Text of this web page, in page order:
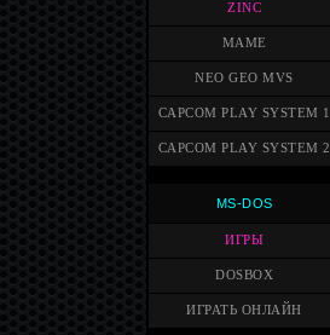
ZINC
MAME
NEO GEO MVS
CAPCOM PLAY SYSTEM 1
CAPCOM PLAY SYSTEM 2
MS-DOS
ИГРЫ
DOSBOX
ИГРАТЬ ОНЛАЙН